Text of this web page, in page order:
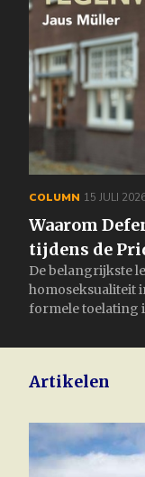
COLUMN 15 JULI
Waarom
tijdens de
De belangrijkste
homoseksualiteit
formele toelating
Artikelen